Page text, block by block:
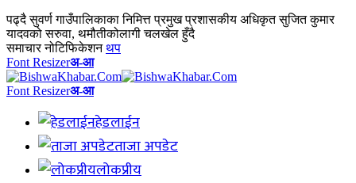
पढ्दै सुवर्ण गाउँपालिकाका निमित्त प्रमुख प्रशासकीय अधिकृत सुजित कुमार
यादवको सरुवा, थमौतीकोलागी चलखेल हुँदै
समाचार नोटिफिकेशन थप
Font Resizerअ-आ
Font Resizerअ-आ
हेडलाईन
ताजा अपडेट
लोकप्रीय